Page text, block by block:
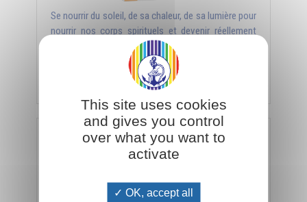
Se nourrir du soleil, de sa chaleur, de sa lumière pour
nourrir nos corps spirituels et devenir réellement
3,50€
La nouvelle religion : solaire et universelle (Tome 1)
This site uses cookies
and gives you control
over what you want to
activate
OK, accept all